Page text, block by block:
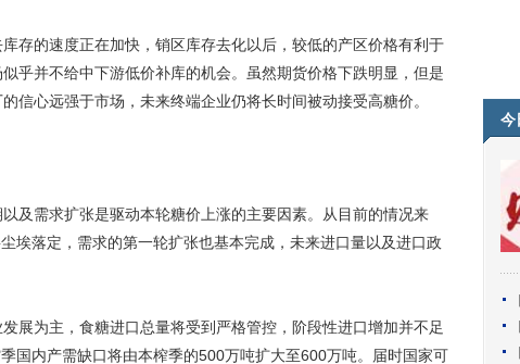
的速度正在加快，销区库存去化以后，较低的产区价格有利于
乎并不给中下游低价补库的机会。虽然期货价格下跌明显，但是
信心远强于市场，未来终端企业仍将长时间被动接受高糖价。
需求扩张是驱动本轮糖价上涨的主要因素。从目前的情况来
埃落定，需求的第一轮扩张也基本完成，未来进口量以及进口政
为主，食糖进口总量将受到严格管控，阶段性进口增加并不足
国内产需缺口将由本榨季的500万吨扩大至600万吨。届时国家可
今